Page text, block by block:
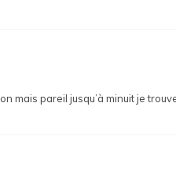
mais pareil jusqu’à minuit je